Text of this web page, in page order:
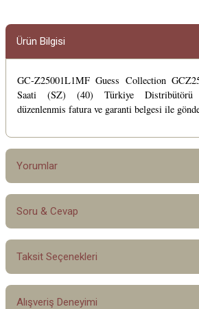
Ürün Bilgisi
GC-Z25001L1MF Guess Collection
Saati (SZ) (40) Türkiye Distribütörü
düzenlenmis fatura ve garanti belgesi ile
Yorumlar
Bu ürüne ilk yorumu siz
Soru & Cevap
Ürün hakkında henüz soru
Taksit Seçenekleri
Alışveriş Deneyimi